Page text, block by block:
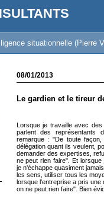
situationnelle (Pierre
08/01/2013
Le gardien et le tireur
Lorsque je travaille avec
parlent des représentants
remarque : "De toute
délégation quant ils veulent,
demander des expertises,
ne peut rien faire". Et
je n'échappe quasiment
les sens, utiliser tous les
lorsque l'entreprise a pris une
on ne peut rien faire". Bien